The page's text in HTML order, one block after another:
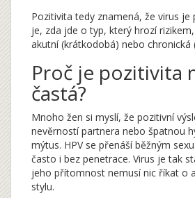
Pozitivita tedy znamená, že virus
je, zda jde o typ, který hrozí
akutní (krátkodobá) nebo chronická
Proč je pozitivita
častá?
Mnoho žen si myslí, že pozitivní
nevěrností partnera nebo špatnou
mýtus. HPV se přenáší běžným
často i bez penetrace. Virus je tak
jeho přítomnost nemusí nic říkat o
stylu.